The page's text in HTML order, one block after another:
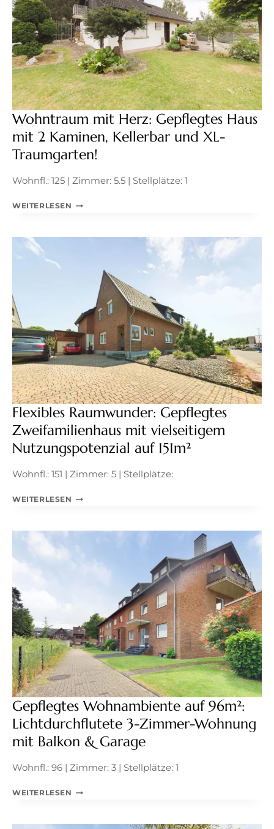
MIT
CHARME
UND
PLATZ
FÜR
DIE
FAMILIE
Wohntraum mit Herz: Gepflegtes Haus
mit 2 Kaminen, Kellerbar und XL-
Traumgarten!
Wohnfl.: 125 | Zimmer: 5.5 | Stellplätze: 1
WEITERLESEN WOHNTRAUM
GEPFLEGTES
KAMINEN,
KELLERBAR
UND
XL-
TRAUMGARTEN!
Flexibles Raumwunder: Gepflegtes
Zweifamilienhaus mit vielseitigem
Nutzungspotenzial auf 151m²
Wohnfl.: 151 | Zimmer: 5 | Stellplätze:
WEITERLESEN FLEXIBLES
ZWEIFAMILIENHAUS
VIELSEITIGEM
NUTZUNGSPOTENZIAL
Gepflegtes Wohnambiente auf 96m²:
Lichtdurchflutete 3-Zimmer-Wohnung
mit Balkon & Garage
Wohnfl.: 96 | Zimmer: 3 | Stellplätze: 1
WEITERLESEN GEPFLEGTES
96M²: